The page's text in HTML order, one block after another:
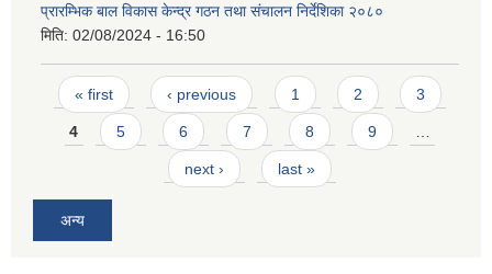
प्रारम्भिक बाल विकास केन्द्र गठन तथा संचालन निर्देशिका २०८०
मिति: 02/08/2024 - 16:50
Pages
« first ‹ previous 1 2 3
4 5 6 7 8 9 …
next › last »
अन्य